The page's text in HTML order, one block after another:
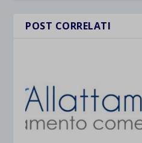
POST CORRELATI